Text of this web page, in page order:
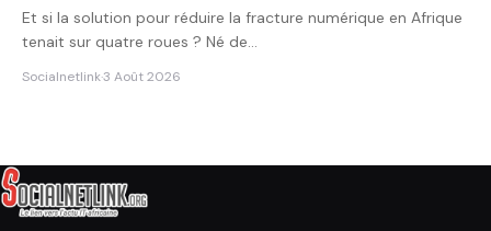
Et si la solution pour réduire la fracture numérique en Afrique
tenait sur quatre roues ? Né de…
Socialnetlink·3 Août 2026